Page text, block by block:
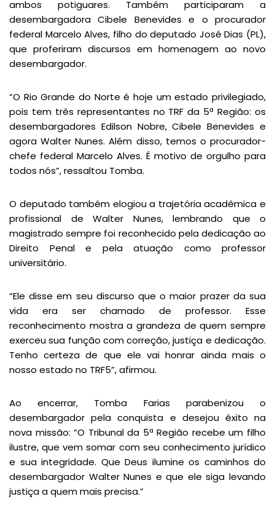
ambos potiguares. Também participaram a
desembargadora Cibele Benevides e o procurador
federal Marcelo Alves, filho do deputado José Dias (PL),
que proferiram discursos em homenagem ao novo
desembargador.
“O Rio Grande do Norte é hoje um estado privilegiado,
pois tem três representantes no TRF da 5ª Região: os
desembargadores Edilson Nobre, Cibele Benevides e
agora Walter Nunes. Além disso, temos o procurador-
chefe federal Marcelo Alves. É motivo de orgulho para
todos nós”, ressaltou Tomba.
O deputado também elogiou a trajetória acadêmica e
profissional de Walter Nunes, lembrando que o
magistrado sempre foi reconhecido pela dedicação ao
Direito Penal e pela atuação como professor
universitário.
“Ele disse em seu discurso que o maior prazer da sua
vida era ser chamado de professor. Esse
reconhecimento mostra a grandeza de quem sempre
exerceu sua função com correção, justiça e dedicação.
Tenho certeza de que ele vai honrar ainda mais o
nosso estado no TRF5”, afirmou.
Ao encerrar, Tomba Farias parabenizou o
desembargador pela conquista e desejou êxito na
nova missão: “O Tribunal da 5ª Região recebe um filho
ilustre, que vem somar com seu conhecimento jurídico
e sua integridade. Que Deus ilumine os caminhos do
desembargador Walter Nunes e que ele siga levando
justiça a quem mais precisa.”